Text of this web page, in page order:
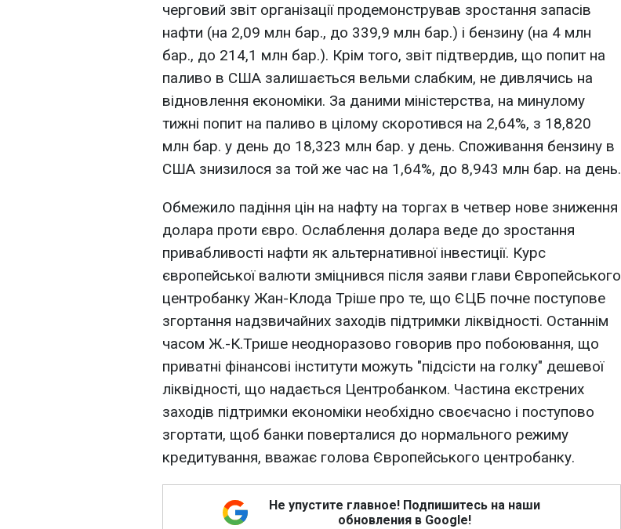
черговий звіт організації продемонстрував зростання запасів
нафти (на 2,09 млн бар., до 339,9 млн бар.) і бензину (на 4 млн
бар., до 214,1 млн бар.). Крім того, звіт підтвердив, що попит на
паливо в США залишається вельми слабким, не дивлячись на
відновлення економіки. За даними міністерства, на минулому
тижні попит на паливо в цілому скоротився на 2,64%, з 18,820
млн бар. у день до 18,323 млн бар. у день. Споживання бензину в
США знизилося за той же час на 1,64%, до 8,943 млн бар. на день.
Обмежило падіння цін на нафту на торгах в четвер нове зниження
долара проти євро. Ослаблення долара веде до зростання
привабливості нафти як альтернативної інвестиції. Курс
європейської валюти зміцнився після заяви глави Європейського
центробанку Жан-Клода Тріше про те, що ЄЦБ почне поступове
згортання надзвичайних заходів підтримки ліквідності. Останнім
часом Ж.-К.Трише неодноразово говорив про побоювання, що
приватні фінансові інститути можуть "підсісти на голку" дешевої
ліквідності, що надається Центробанком. Частина екстрених
заходів підтримки економіки необхідно своєчасно і поступово
згортати, щоб банки поверталися до нормального режиму
кредитування, вважає голова Європейського центробанку.
Не упустите главное! Подпишитесь на наши
обновления в Google!